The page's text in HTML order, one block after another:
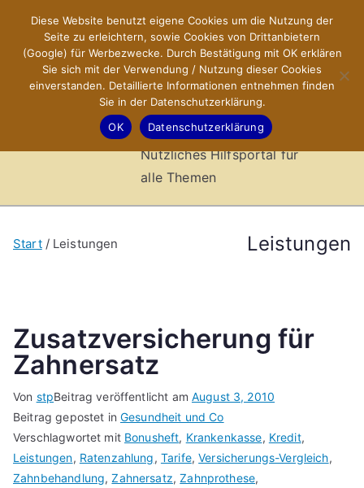
springen
X-Sites.de
–
Hilfsportal
Nützliches Hilfsportal für
alle Themen
Leistungen
Start Leistungen
Zusatzversicherung für
Zahnersatz
Von stpBeitrag veröffentlicht am August 3, 2010
Beitrag gepostet inGesundheit und Co
Verschlagwortet mit Bonusheft, Krankenkasse, Kredit,
Leistungen, Ratenzahlung, Tarife,Versicherungs-Vergleich,
Zahnbehandlung,Zahnersatz,Zahnprothese,
Diese Website benutzt eigene Cookies um die Nutzung der
Seite zu erleichtern, sowie Cookies von Drittanbietern
(Google) für Werbezwecke. Durch Bestätigung mit OK erklären
Sie sich mit der Verwendung / Nutzung dieser Cookies
einverstanden. Detaillierte Informationen entnehmen finden
Sie in der Datenschutzerklärung.
OK
Datenschutzerklärung